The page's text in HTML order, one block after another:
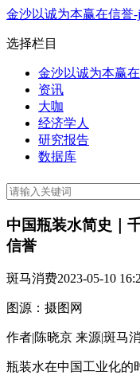
金沙以诚为本赢在信誉-
选择栏目
金沙以诚为本赢
资讯
大咖
经济学人
研究报告
数据库
中国瓶装水简史｜
信誉
斑马消费2023-05-10
图源：摄图网
作者|陈晓京 来源|斑马
瓶装水在中国工业化的